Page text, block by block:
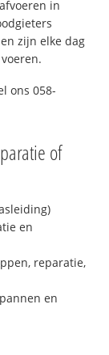
in
zijn elke dag
ons 058-
of
en
reparatie,
en